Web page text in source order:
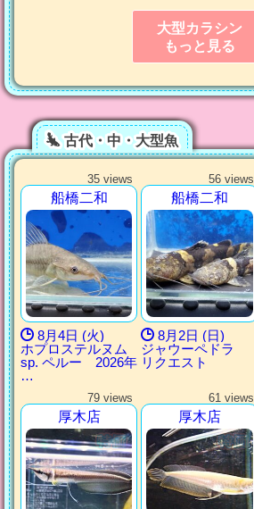
大型カラシン
もっと見る
古代・中・大型魚
35 views
船橋二和
8月4日 (火)
ホプロステルヌム
sp. ペルー 2026年
…
56 views
船橋二和
8月2日 (日)
ジャウーペドラ
リクエスト
79 views
厚木店
61 views
厚木店